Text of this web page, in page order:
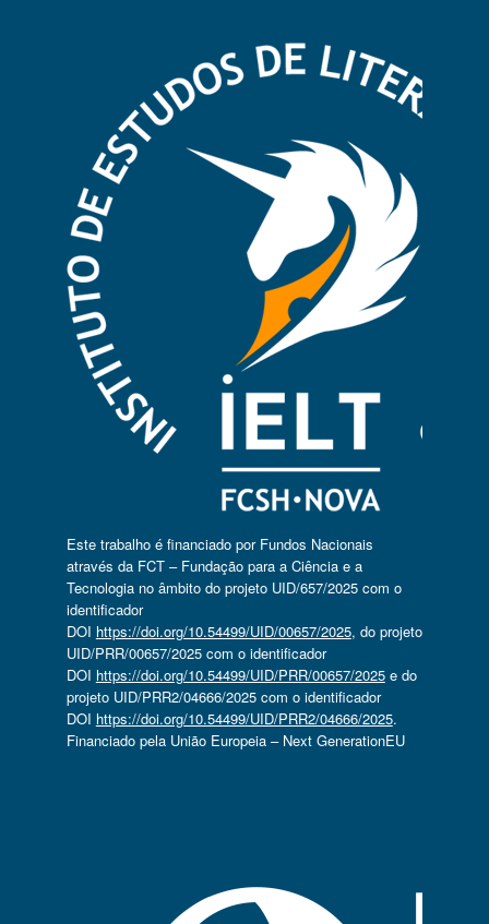
Este trabalho é financiado por Fundos Nacionais
através da FCT – Fundação para a Ciência e a
Tecnologia no âmbito do projeto UID/657/2025 com o
identificador
DOI https://doi.org/10.54499/UID/00657/2025, do projeto
UID/PRR/00657/2025 com o identificador
DOI https://doi.org/10.54499/UID/PRR/00657/2025e do
projeto UID/PRR2/04666/2025 com o identificador
DOI https://doi.org/10.54499/UID/PRR2/04666/2025.
Financiado pela União Europeia – Next GenerationEU